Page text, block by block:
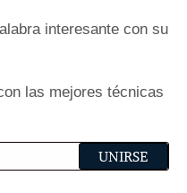
interesante con su
las mejores técnicas